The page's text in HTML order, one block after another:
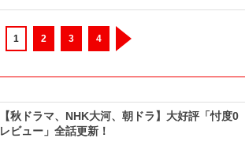
1 2 3 4
【秋ドラマ、NHK大河、朝ドラ】大好評「忖度0
レビュー」全話更新！